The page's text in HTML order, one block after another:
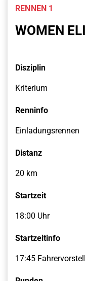
RENNEN 1
WOMEN
Disziplin
Kriterium
Renninfo
Einladungsrennen
Distanz
20 km
Startzeit
18:00 Uhr
Startzeitinfo
17:45